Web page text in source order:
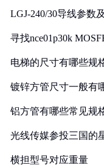
LGJ-240/30导线参数
寻找nce01p30k
电梯的尺寸有哪些规
镀锌方管尺寸一般有
铝方管有哪些常见规
光线传媒参投三国的
横担型号对应重量